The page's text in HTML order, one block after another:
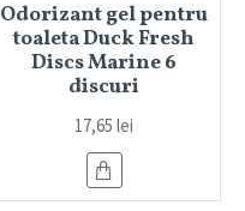
Odorizant gel pentru
toaleta Duck Fresh
Discs Marine 6
discuri
17,65 lei